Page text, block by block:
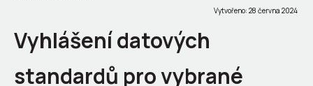
Vytvořeno: 28 června 2024
Vyhlášení datových
standardů pro vybrané